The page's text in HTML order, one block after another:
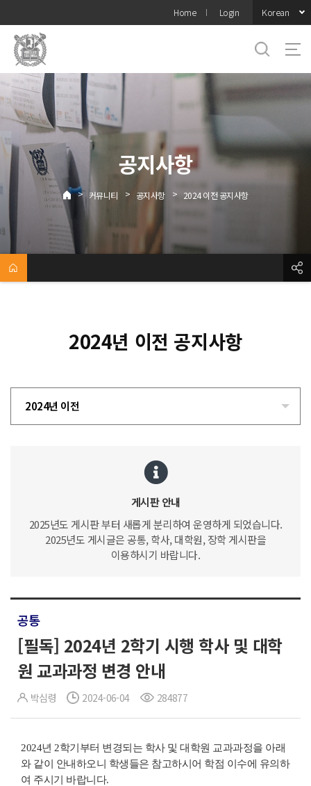
메뉴
Home Login Korean
공지사항
> 커뮤니티 > 공지사항 > 2024 이전 공지사항
2024년 이전 공지사항
2024년 이전
게시판 안내
2025년도 게시판 부터 새롭게 분리하여 운영하게 되었습니다.
2025년도 게시글은 공통, 학사, 대학원, 장학 게시판을
이용하시기 바랍니다.
공통
[필독] 2024년 2학기 시행 학사 및 대학
원 교과과정 변경 안내
박심령 2024-06-04 284877
2024년 2학기부터 변경되는 학사 및 대학원 교과과정을 아래
와 같이 안내하오니 학생들은 참고하시어 학점 이수에 유의하
여 주시기 바랍니다.